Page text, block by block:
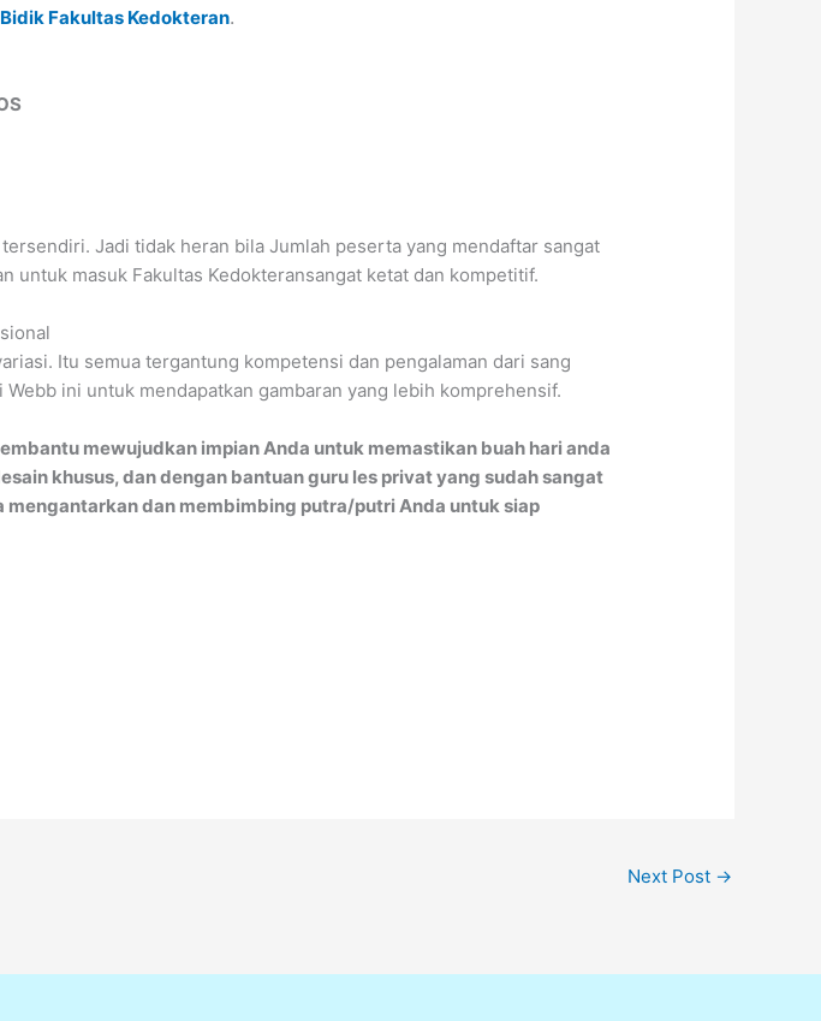
Fakultas Kedokteran.
Jadi tidak heran bila Jumlah peserta yang mendaftar sangat
untuk masuk Fakultas Kedokteransangat ketat dan kompetitif.
Itu semua tergantung kompetensi dan pengalaman dari sang
ini untuk mendapatkan gambaran yang lebih komprehensif.
mewujudkan impian Anda untuk memastikan buah hari anda
khusus, dan dengan bantuan guru les privat yang sudah sangat
mengantarkan dan membimbing putra/putri Anda untuk siap
Next Post →